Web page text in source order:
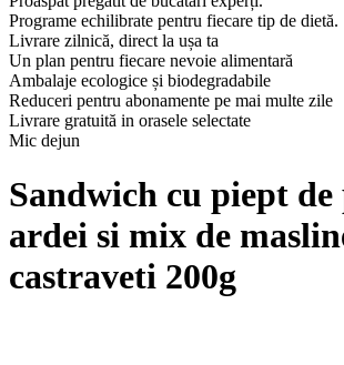
Programe echilibrate pentru fiecare tip de dietă.
Livrare zilnică, direct la ușa ta
Un plan pentru fiecare nevoie alimentară
Ambalaje ecologice și biodegradabile
Reduceri pentru abonamente pe mai multe zile
Livrare gratuită in orasele selectate
Mic dejun
Sandwich cu piept
ardei si mix de
castraveti 200g